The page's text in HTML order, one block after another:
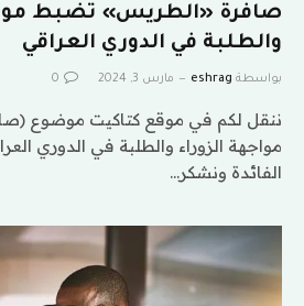
صافرة «الطريس» تضبط
والطلبة في الدوري العراقي
بواسطة eshrag مارس 3, 2024 0
ننقل لكم في موقع كتاكيت موضوع
مواجهة الزوراء والطلبة في الدوري
الفائدة ونشكر…